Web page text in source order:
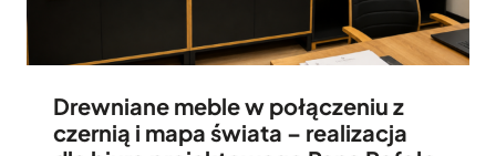
Drewniane meble w połączeniu z
czernią i mapa świata – realizacja